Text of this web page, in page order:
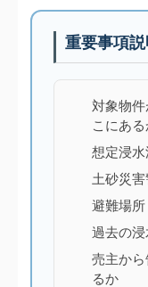
重要事項
対象物
こにあ
想定浸水
土砂災
避難場所
過去の
売主か
るか